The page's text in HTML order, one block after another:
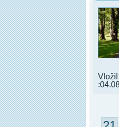
Vložil